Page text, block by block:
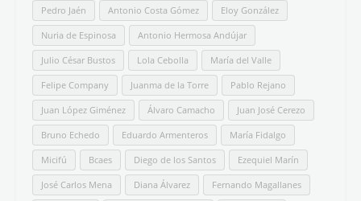
Pedro Jaén Antonio Costa Gómez Eloy González
Nuria de Espinosa Antonio Hermosa Andújar
Julio César Bustos Lola Cebolla María del Valle
Felipe Company Juanma de la Torre Pablo Rejano
Juan López Giménez Álvaro Camacho Juan José Cerezo
Bruno Echedo Eduardo Armenteros María Fidalgo
Micifú Bcaes Diego de los Santos Ezequiel Marín
José Carlos Mena Diana Álvarez Fernando Magallanes